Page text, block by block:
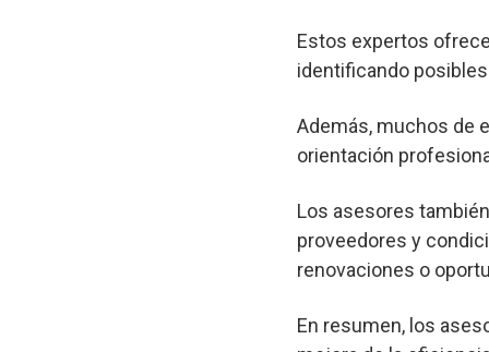
Estos expertos
identificando
Además, muchos de
orientación
Los asesores
proveedores y
renovaciones o
En resumen, los